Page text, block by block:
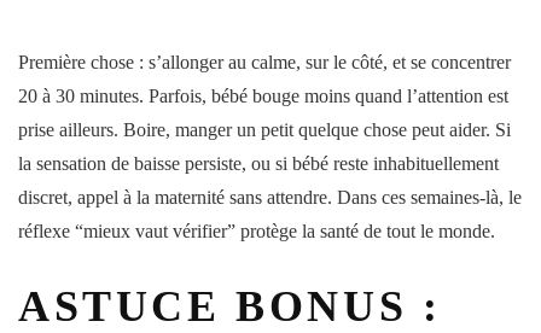
Première chose : s’allonger au calme, sur le côté, et se concentrer
20 à 30 minutes. Parfois, bébé bouge moins quand l’attention est
prise ailleurs. Boire, manger un petit quelque chose peut aider. Si
la sensation de baisse persiste, ou si bébé reste inhabituellement
discret, appel à la maternité sans attendre. Dans ces semaines-là, le
réflexe “mieux vaut vérifier” protège la santé de tout le monde.
ASTUCE BONUS :